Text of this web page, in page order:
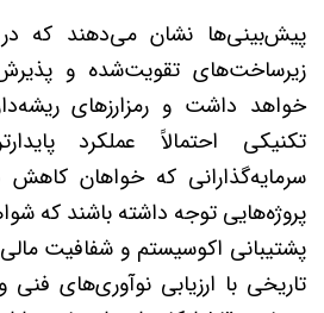
زیرساخت‌های تقویت‌شده و
خواهد داشت و رمزارزهای
تکنیکی احتمالاً عملکرد
سرمایه‌گذارانی که خواهان
پروژه‌هایی توجه داشته باشند که
پشتیبانی اکوسیستم و شفافیت
تاریخی با ارزیابی نوآوری‌های